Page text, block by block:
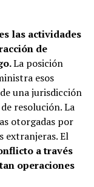
las actividades
de
La posición
esos
una jurisdicción
resolución. La
otorgadas por
extranjeras. El
a través
operaciones